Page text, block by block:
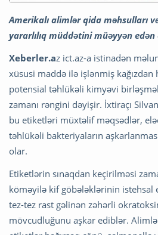
Amerikalı alimlər qida məhsulları
yararlılıq müddətini müəyyən
Xeberler.az ict.az-a istinadən
xüsusi maddə ilə işlənmiş kağızdan
potensial təhlükəli kimyəvi
zamanı rəngini dəyişir. İxtiraçı
bu etiketləri müxtəlif məqsədlər,
təhlükəli bakteriyaların
olar.
Etiketlərin sınaqdan keçirilməsi
köməyilə kif göbələklərinin istehsal
tez-tez rast gəlinən zəhərli
mövcudluğunu aşkar ediblər.